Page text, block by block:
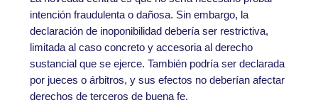
intención fraudulenta o dañosa. Sin embargo, la
declaración de inoponibilidad debería ser restrictiva,
limitada al caso concreto y accesoria al derecho
sustancial que se ejerce. También podría ser declarada
por jueces o árbitros, y sus efectos no deberían afectar
derechos de terceros de buena fe.